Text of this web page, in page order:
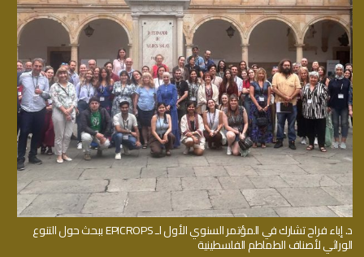
د. إباء فراح تشارك في المؤتمر السنوي الأول لـ EPICROPS ببحث حول التنوع
الوراثي لأصناف الطماطم الفلسطينية